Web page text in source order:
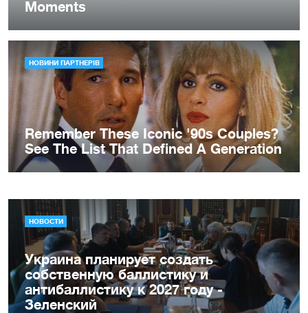
НОВОСТИ
Украина планирует создать
собственную баллистику и
антибаллистику к 2027 году -
Зеленский